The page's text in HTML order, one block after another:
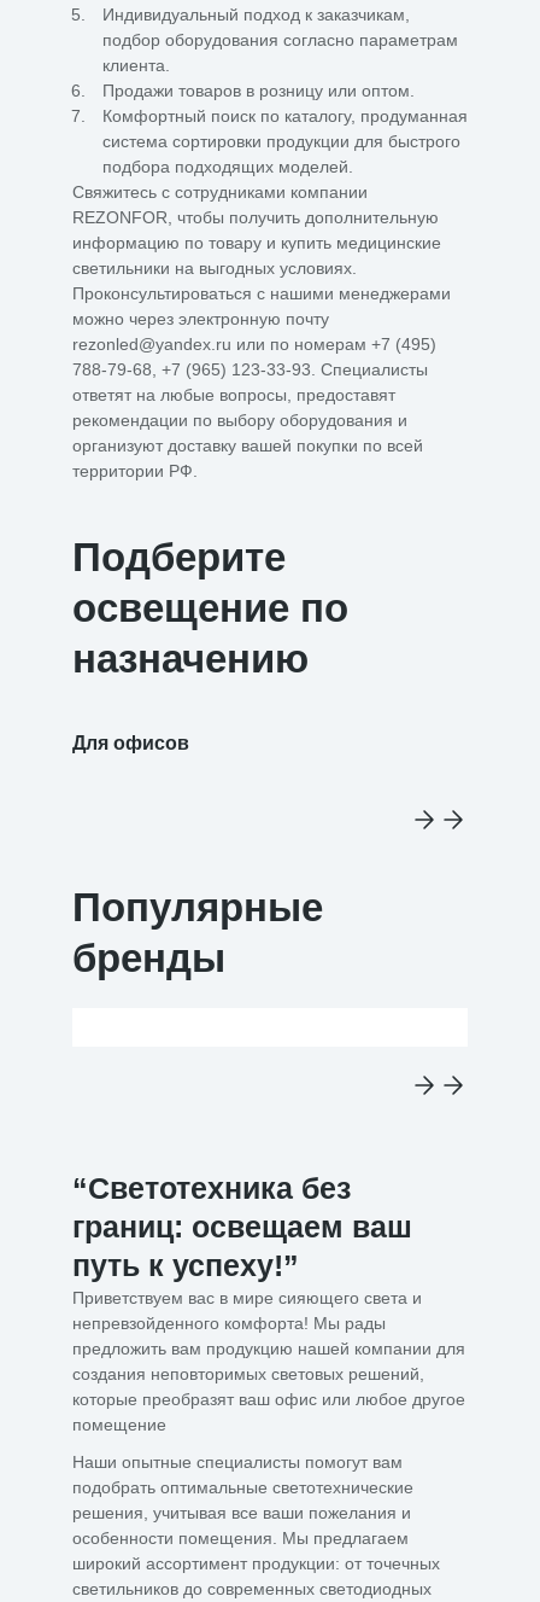
Индивидуальный подход к заказчикам,
подбор оборудования согласно параметрам
клиента.
Продажи товаров в розницу или оптом.
Комфортный поиск по каталогу, продуманная
система сортировки продукции для быстрого
подбора подходящих моделей.
Свяжитесь с сотрудниками компании
REZONFOR, чтобы получить дополнительную
информацию по товару и купить медицинские
светильники на выгодных условиях.
Проконсультироваться с нашими менеджерами
можно через электронную почту
rezonled@yandex.ru или по номерам +7 (495)
788-79-68 +7 (965) 123-33-93 . Специалисты
ответят на любые вопросы, предоставят
рекомендации по выбору оборудования и
организуют доставку вашей покупки по всей
территории РФ.
Подберите
освещение по
назначению
Для офисов
Популярные
бренды
“Светотехника без
границ: освещаем ваш
путь к успеху!”
Приветствуем вас в мире сияющего света и
непревзойденного комфорта! Мы рады
предложить вам продукцию нашей компании для
создания неповторимых световых решений,
которые преобразят ваш офис или любое другое
помещение
Наши опытные специалисты помогут вам
подобрать оптимальные светотехнические
решения, учитывая все ваши пожелания и
особенности помещения. Мы предлагаем
широкий ассортимент продукции: от точечных
светильников до современных светодиодных